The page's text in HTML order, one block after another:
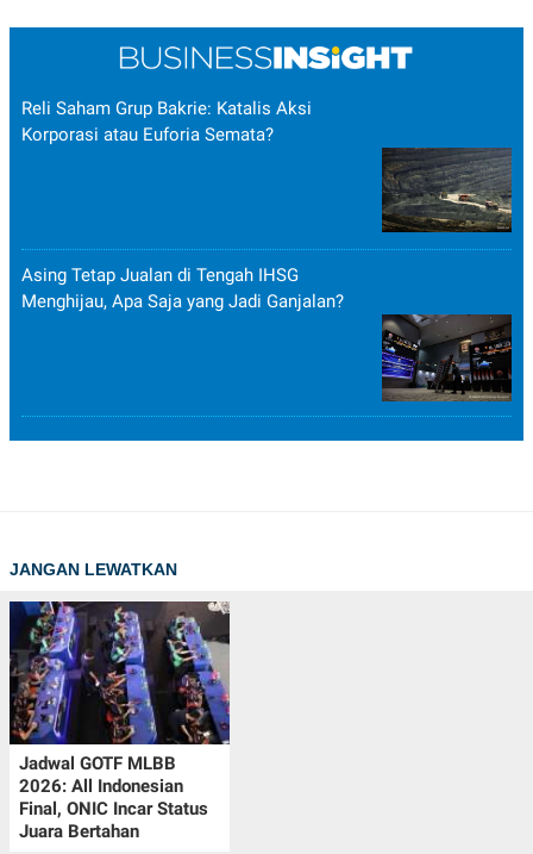
Reli Saham Grup Bakrie: Katalis Aksi
Korporasi atau Euforia Semata?
Asing Tetap Jualan di Tengah IHSG
Menghijau, Apa Saja yang Jadi Ganjalan?
JANGAN LEWATKAN
Jadwal GOTF MLBB
2026: All Indonesian
Final, ONIC Incar Status
Juara Bertahan